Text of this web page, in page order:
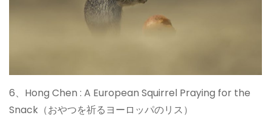
6、Hong Chen : A European Squirrel Praying for the
Snack（おやつを祈るヨーロッパのリス）